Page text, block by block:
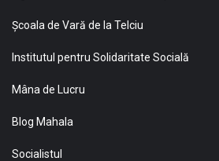
Şcoala de Vară de la Telciu
Institutul pentru Solidaritate Socială
Mâna de Lucru
Blog Mahala
Socialistul